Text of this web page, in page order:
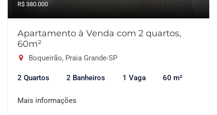
R$ 380.000
Apartamento à Venda com 2 quartos,
60m²
Boqueirão, Praia Grande-SP
2 Quartos 2 Banheiros 1 Vaga 60 m²
Mais informações